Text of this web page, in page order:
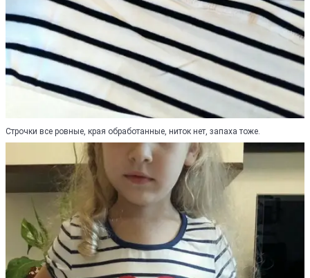
Строчки все ровные, края обработанные, ниток нет, запаха тоже.